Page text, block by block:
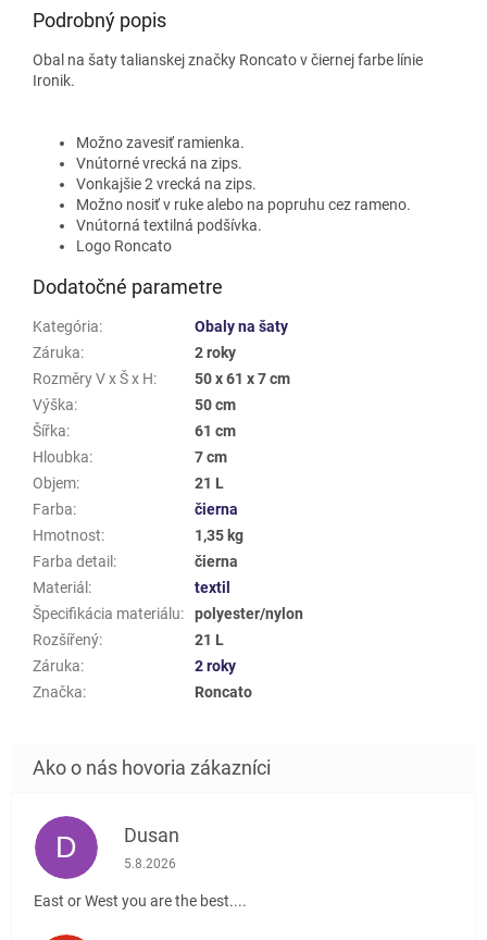
Podrobný popis
Obal na šaty talianskej značky Roncato v čiernej farbe línie
Ironik.
Možno zavesiť ramienka.
Vnútorné vrecká na zips.
Vonkajšie 2 vrecká na zips.
Možno nosiť v ruke alebo na popruhu cez rameno.
Vnútorná textilná podšívka.
Logo Roncato
Dodatočné parametre
Kategória:
Obaly na šaty
Záruka:
2 roky
Rozměry V x Š x H:
50 x 61 x 7 cm
Výška:
50 cm
Šířka:
61 cm
Hloubka:
7 cm
Objem:
21 L
Farba:
čierna
Hmotnost:
1,35 kg
Farba detail :
čierna
Materiál :
textil
Špecifikácia materiálu:
polyester/nylon
Rozšířený:
21 L
Záruka:
2 roky
Značka: Roncato
D Dusan
Hodnotenie obchodu je 5 z 5 hviezdičiek.
5.8.2026
East or West you are the best....